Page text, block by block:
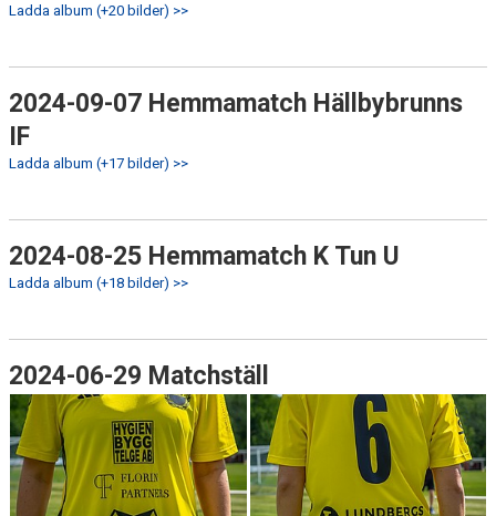
Ladda album (+20 bilder) >>
2024-09-07 Hemmamatch Hällbybrunns
IF
Ladda album (+17 bilder) >>
2024-08-25 Hemmamatch K Tun U
Ladda album (+18 bilder) >>
2024-06-29 Matchställ